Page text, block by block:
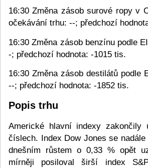
16:30 Změna zásob surové ropy v
očekávání trhu: --; předchozí
16:30 Změna zásob benzínu podle
-; předchozí hodnota: -1015 tis.
16:30 Změna zásob destilátů
--; předchozí hodnota: -1852 tis.
Popis trhu
Americké hlavní indexy
číslech. Index Dow Jones se
dnešním růstem o 0,33 % opět
mírněji posiloval širší index